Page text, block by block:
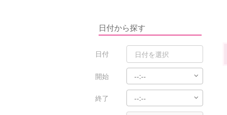
日付から探す
日付
開始
終了